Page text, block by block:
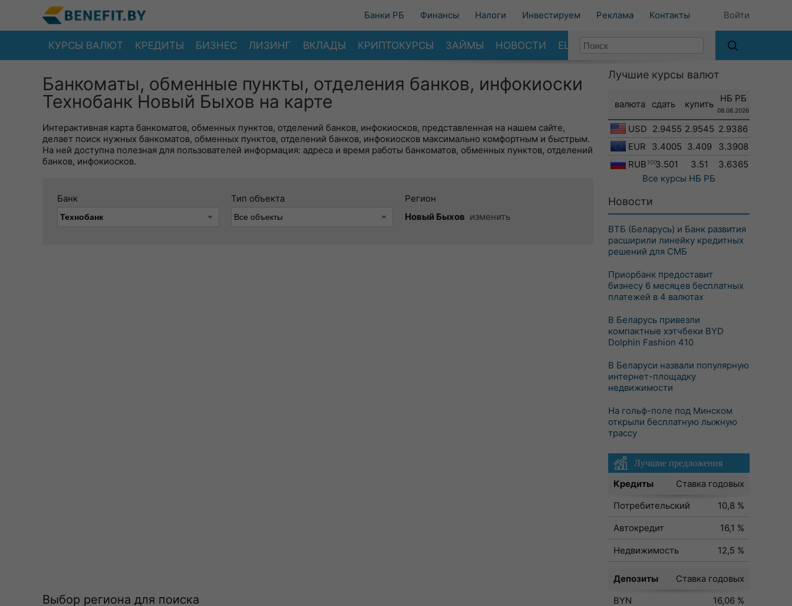
Банки РБ Финансы Налоги Инвестируем Реклама Контакты Войти
КУРСЫ ВАЛЮТ КРЕДИТЫ БИЗНЕС ЛИЗИНГ ВКЛАДЫ КРИПТОКУРСЫ ЗАЙМЫ НОВОСТИ ЕЩЕ
Банкоматы, обменные пункты, отделения банков, инфокиоски
Технобанк Новый Быхов на карте
Интерактивная карта банкоматов, обменных пунктов, отделений банков, инфокиосков, представленная на нашем сайте,
делает поиск нужных банкоматов, обменных пунктов, отделений банков, инфокиосков максимально комфортным и быстрым.
На ней доступна полезная для пользователей информация: адреса и время работы банкоматов, обменных пунктов, отделений
банков, инфокиосков.
Банк Тип объекта
Регион
Новый Быхов изменить
Выбор региона для поиска
Лучшие курсы валют
валюта сдать купить
НБ РБ
08.08.2026
USD 2.9455 2.9545 2.9386
EUR
3.4005 3.409
3.3908
RUB 1003.501 3.51
3.6365
Все курсы НБ РБ
Новости
ВТБ (Беларусь) и Банк развития
расширили линейку кредитных
решений для СМБ
Приорбанк предоставит
бизнесу 6 месяцев бесплатных
платежей в 4 валютах
В Беларусь привезли
компактные хэтчбеки BYD
Dolphin Fashion 410
В Беларуси назвали популярную
интернет-площадку
недвижимости
На гольф-поле под Минском
открыли бесплатную лыжную
трассу
Лучшие предложения
Кредиты
Ставка годовых
Потребительский
10,8 %
Автокредит
16,1 %
Недвижимость
12,5 %
Депозиты
Ставка годовых
BYN
16,06 %